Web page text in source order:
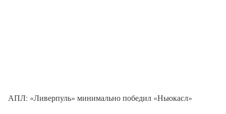
АПЛ: «Ливерпуль» минимально победил «Ньюкасл»